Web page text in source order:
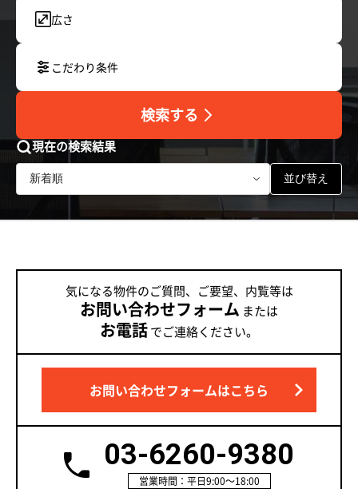
広さ
こだわり条件
検索する
現在の検索結果
並び替え
気になる物件のご質問、ご要望、内覧等は
お問い合わせフォーム または
お電話でご連絡ください。
お問い合わせフォームはこちら
03-6260-9380
営業時間：平日9:00～18:00